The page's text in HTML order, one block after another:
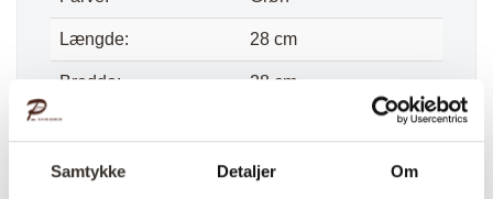
Samtykke Detaljer Om
Længde: 28 cm
Bredde: 28 cm
Højde:
Vægt (brutto): 0,4 kg